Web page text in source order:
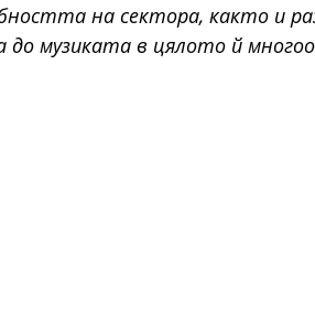
на сектора, както и
музиката в цялото й